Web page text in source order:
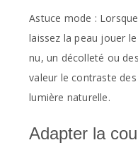
Astuce mode :
laissez la peau jouer
nu, un décolleté ou
valeur le contraste
lumière naturelle.
Adapter la